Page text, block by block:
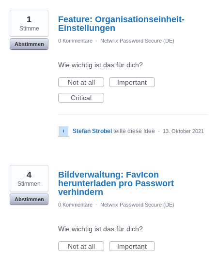
Feature: Organisationseinheit-
Einstellungen
1
Stimme
Abstimmen
0 Kommentare · Netwrix Password Secure (DE)
Wie wichtig ist das für dich?
Not at all
Important
Critical
Stefan Strobel teilte diese Idee · 13. Oktober 2021
Bildverwaltung: FavIcon
herunterladen pro Passwort
verhindern
4
Stimmen
Abstimmen
0 Kommentare · Netwrix Password Secure (DE)
Wie wichtig ist das für dich?
Not at all
Important